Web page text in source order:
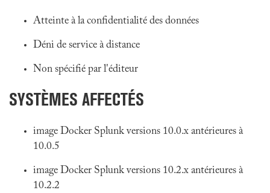
Atteinte à la confidentialité des données
Déni de service à distance
Non spécifié par l'éditeur
SYSTÈMES AFFECTÉS
image Docker Splunk versions 10.0.x antérieures à
10.0.5
image Docker Splunk versions 10.2.x antérieures à
10.2.2